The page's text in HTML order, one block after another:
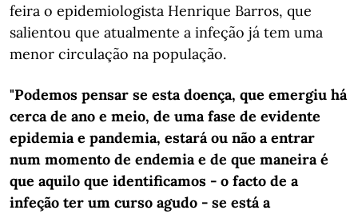
feira o epidemiologista Henrique Barros, que
salientou que atualmente a infeção já tem uma
menor circulação na população.
"Podemos pensar se esta doença, que emergiu há
cerca de ano e meio, de uma fase de evidente
epidemia e pandemia, estará ou não a entrar
num momento de endemia e de que maneira é
que aquilo que identificamos - o facto de a
infeção ter um curso agudo - se está a